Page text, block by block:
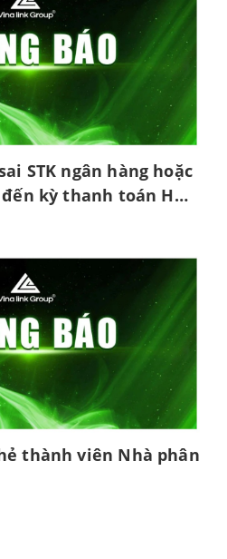
STK ngân hàng hoặc
kỳ thanh toán HH
thành viên Nhà phân